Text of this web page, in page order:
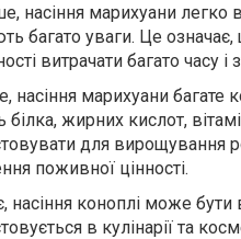
насіння марихуани легко
багато уваги. Це
витрачати багато часу і
насіння марихуани
білка, жирних кислот,
для вирощування
поживної цінності.
насіння коноплі може
в кулінарії та